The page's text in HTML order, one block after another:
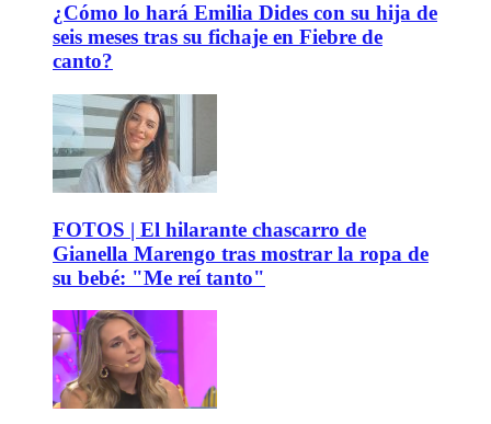
¿Cómo lo hará Emilia Dides con su hija de
seis meses tras su fichaje en Fiebre de
canto?
FOTOS | El hilarante chascarro de
Gianella Marengo tras mostrar la ropa de
su bebé: "Me reí tanto"